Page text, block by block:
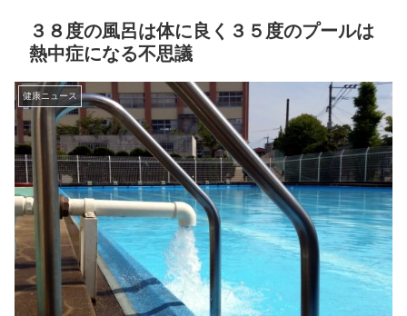
３８度の風呂は体に良く３５度のプールは
熱中症になる不思議
健康ニュース